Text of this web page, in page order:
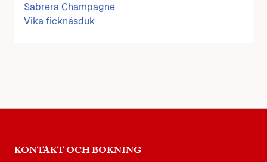
Sabrera Champagne
Vika ficknäsduk
KONTAKT OCH BOKNING